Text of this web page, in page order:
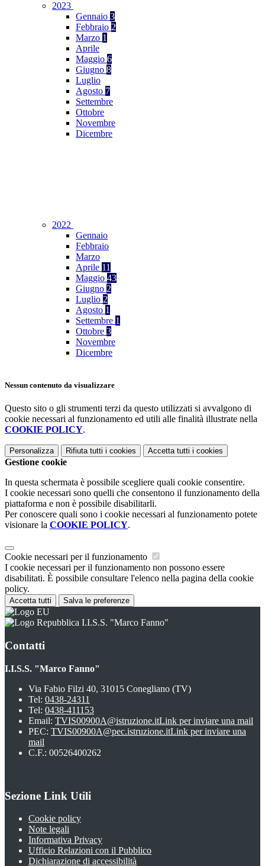
2023
Gennaio 3
Febbraio 2
Marzo 1
Aprile
Maggio 6
Giugno 8
Luglio
Agosto 7
Settembre
Ottobre
Novembre
Dicembre
2022
Gennaio
Febbraio
Marzo
Aprile 11
Maggio 43
Giugno 2
Luglio 2
Agosto 1
Settembre 1
Ottobre 3
Novembre
Dicembre
Nessun contenuto da visualizzare
Questo sito o gli strumenti terzi da questo utilizzati si avvalgono di
cookie necessari al funzionamento ed utili alle finalità illustrate nella
COOKIE POLICY.
Personalizza Rifiuta tutti i cookies Accetta tutti i cookies
Gestione cookie
In questa schermata è possibile scegliere quali cookie consentire.
I cookie necessari sono quelli che consentono il funzionamento della
piattaforma e non è possibile disabilitarli.
Per conoscere quali sono i cookie necessari al funzionamento potete
visionare la COOKIE POLICY.
Cookie necessari per il funzionamento
I cookie necessari per il funzionamento non possono essere
disabilitati. È possibile consultare l'elenco nella pagina della cookie
policy.
Accetta tutti Salva le preferenze
I.I.S.S. "Marco Fanno"
Contatti
I.I.S.S. "Marco Fanno"
Via Fabio Filzi 40, 31015 Conegliano (TV)
Tel: 0438-24311
Tel: 0438-411153
Email: TVIS00900A@istruzione.itLink per inviare una mail
PEC: TVIS00900A@pec.istruzione.itLink per inviare una
mail
C.F.: 00526400262
Sezione Link Utili
Cookie policy
Note legali
Informativa Privacy
Ufficio Relazioni con il Pubblico
Dichiarazione di accessibilità